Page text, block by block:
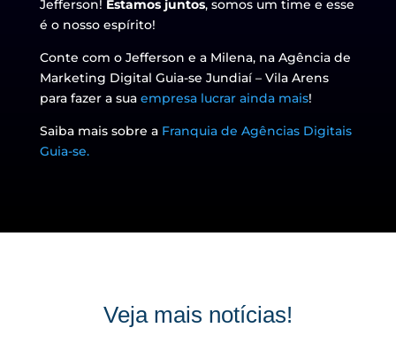
Jefferson! Estamos juntos, somos um time e esse
é o nosso espírito!
Conte com o Jefferson e a Milena, na Agência de
Marketing Digital Guia-se Jundiaí – Vila Arens
para fazer a sua empresa lucrar ainda mais!
Saiba mais sobre a Franquia de Agências Digitais
Guia-se.
Veja mais notícias!